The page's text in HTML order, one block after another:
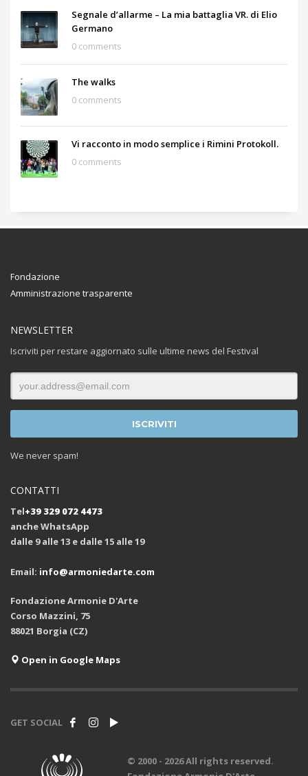
Segnale d’allarme – La mia battaglia VR. di Elio
Germano
0 comments
The walks
0 comments
Vi racconto in modo semplice i Rimini Protokoll.
0 comments
Fondazione
Amministrazione trasparente
NEWSLETTER
Iscriviti per restare aggiornato sulle ultime news del Festival
We never spam!
CONTATTI
Tel+39 329 072 4473
anche WhatsApp
dalle 9 alle 13 e dalle 15 alle 19
Email: info@armoniedarte.com
Fondazione Armonie D'Arte
Corso Mazzini, 75
88021 Borgia (CZ)
Open in Google Maps
GET SOCIAL
© 2000 - 2026 All rights reserved.